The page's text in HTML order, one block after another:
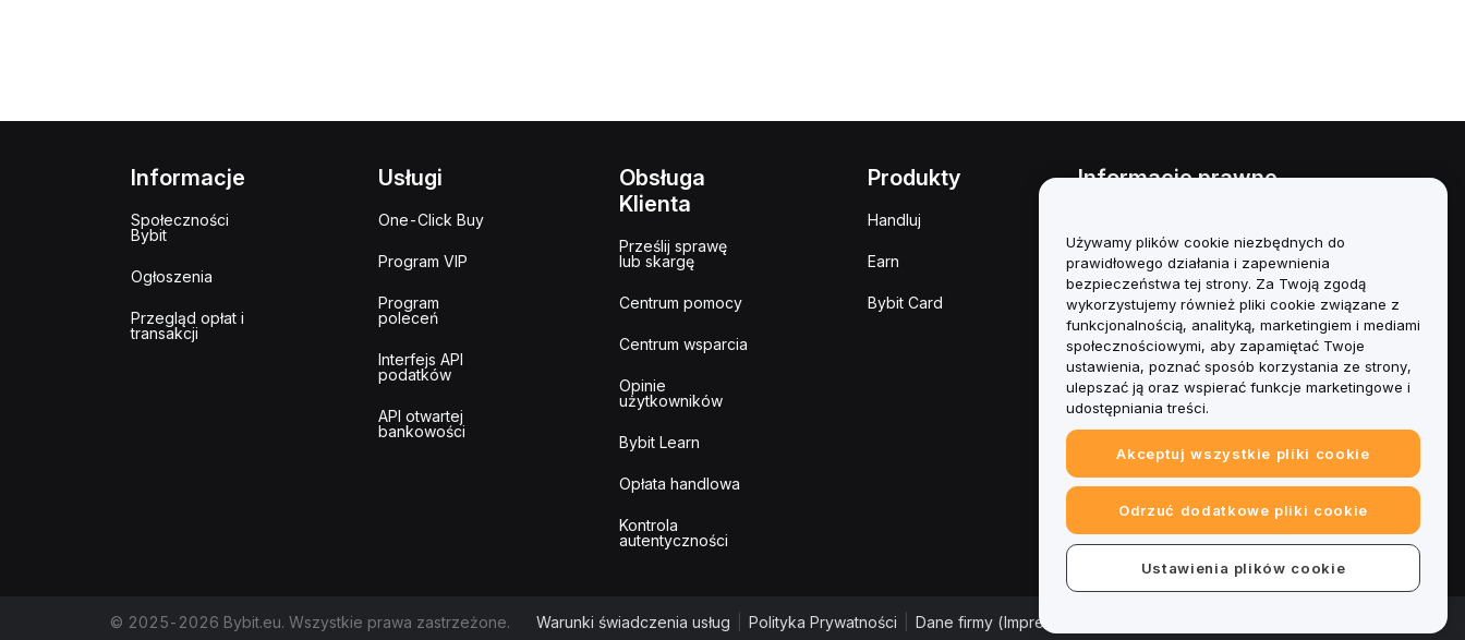
Informacje
Społeczności
Bybit
Ogłoszenia
Przegląd opłat i
transakcji
Usługi
One-Click Buy
Program VIP
Program
poleceń
Interfejs API
podatków
API otwartej
bankowości
Obsługa
Klienta
Prześlij sprawę
lub skargę
Centrum pomocy
Centrum wsparcia
Opinie
użytkowników
Bybit Learn
Opłata handlowa
Kontrola
autentyczności
Produkty
Handluj
Earn
Bybit Card
Informacje prawne
interesów
Podsumowanie polityki
powiernictwa i zarządzania
Informacje ESG
Biuletyny informacyjne
kryptoaktywów
© 2025-2026 Bybit.eu. Wszystkie prawa zastrzeżone. Warunki świadczenia usług Polityka Prywatności Dane firmy (Impressum)
Używamy plików cookie niezbędnych do
prawidłowego działania i zapewnienia
bezpieczeństwa tej strony. Za Twoją zgodą
wykorzystujemy również pliki cookie związane z
funkcjonalnością, analityką, marketingiem i mediami
społecznościowymi, aby zapamiętać Twoje
ustawienia, poznać sposób korzystania ze strony,
ulepszać ją oraz wspierać funkcje marketingowe i
udostępniania treści.
Akceptuj wszystkie pliki cookie
Odrzuć dodatkowe pliki cookie
Ustawienia plików cookie